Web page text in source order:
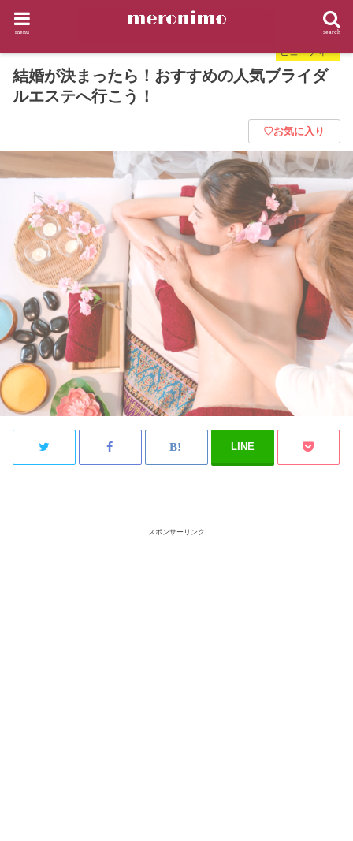
search
menu
HOME 結婚が決まったら！おすすめの人気ブライダルエステへ行こう！
ビューティー
結婚が決まったら！おすすめの人気ブライダ
ルエステへ行こう！
♡お気に入り
LINE
スポンサーリンク